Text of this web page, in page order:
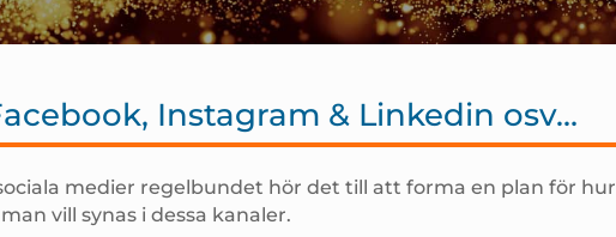
Instagram & Linkedin osv…
medier regelbundet hör det till att forma en plan för hur
man vill synas i dessa kanaler.